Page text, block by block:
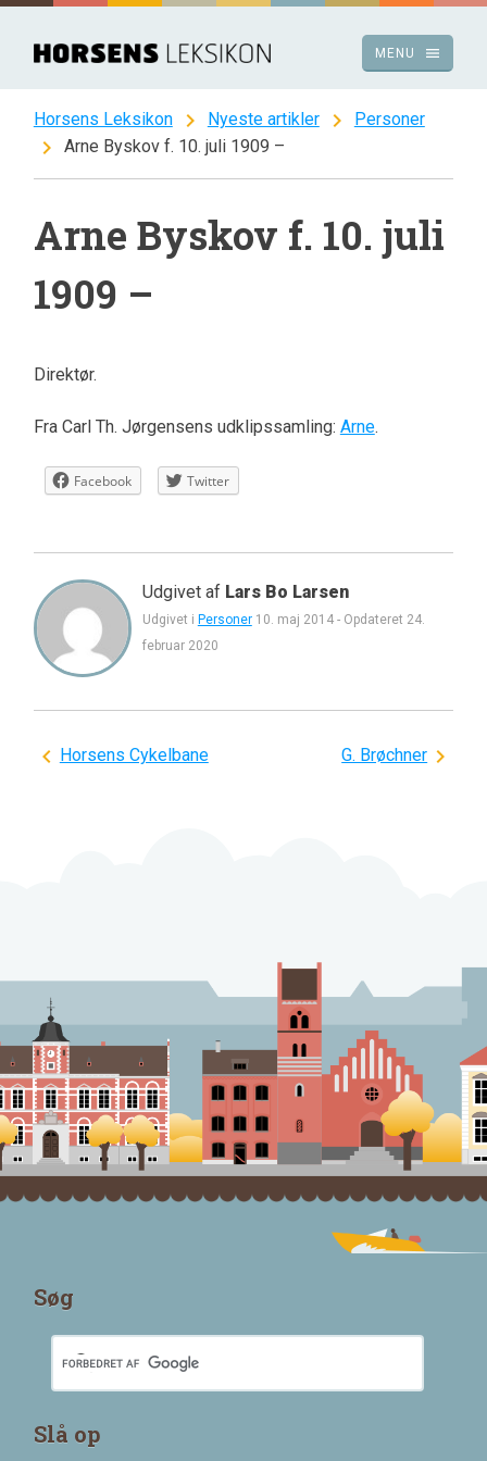
Spring
indhold
menu
MENU
Horsens Leksikon chevron_right Nyeste artikler chevron_right Personer
chevron_right Arne Byskov f. 10. juli 1909 –
Arne Byskov f. 10. juli
1909 –
Direktør.
Fra Carl Th. Jørgensens udklipssamling: Arne.
Facebook Twitter
Udgivet af Lars Bo Larsen
Udgivet i Personer 10. maj 2014- Opdateret 24.
februar 2020
Indlægsnavigation
Horsens Cykelbane G. Brøchner
Søg
Slå op